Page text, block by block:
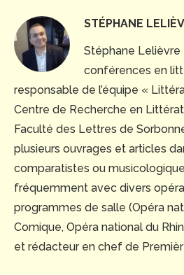
STÉPHANE
Stéphane Lelièvre
conférences en
responsable de l’équipe «
Centre de Recherche en
Faculté des Lettres de
plusieurs ouvrages et articles
comparatistes ou
fréquemment avec divers
programmes de salle (Opéra
Comique, Opéra national du
et rédacteur en chef de